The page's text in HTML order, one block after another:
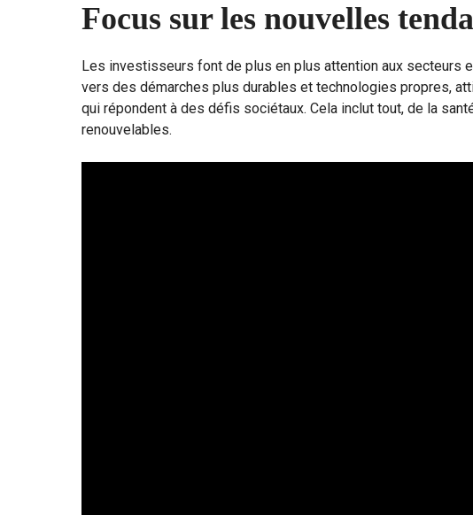
Focus sur les nouvelles
Les investisseurs font de plus en plus attention aux secteurs
vers des démarches plus durables et technologies propres,
qui répondent à des défis sociétaux. Cela inclut tout, de la
renouvelables.